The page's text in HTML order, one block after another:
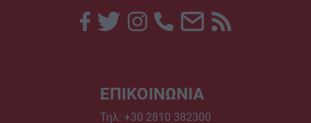
ΕΠΙΚΟΙΝΩΝΙΑ
Τηλ: +30 2810 382300